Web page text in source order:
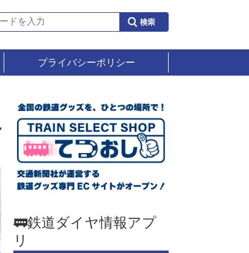
プライバシーポリシー
🚃鉄道ダイヤ情報アプ
リ